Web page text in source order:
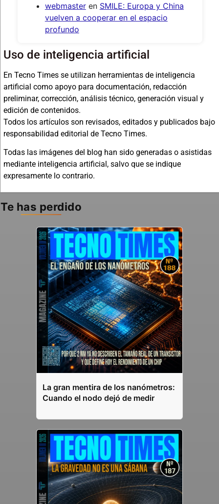
webmasteren SMILE: Europa y China
vuelven a cooperar en el espacio
profundo
Uso de inteligencia artificial
En Tecno Times se utilizan herramientas de inteligencia
artificial como apoyo para documentación, redacción
preliminar, corrección, análisis técnico, generación visual y
edición de contenidos.
Todos los artículos son revisados, editados y publicados bajo
responsabilidad editorial de Tecno Times.
Todas las imágenes del blog han sido generadas o asistidas
mediante inteligencia artificial, salvo que se indique
expresamente lo contrario.
Te has perdido
La gran mentira de los nanómetros:
Cuando el nodo dejó de medir